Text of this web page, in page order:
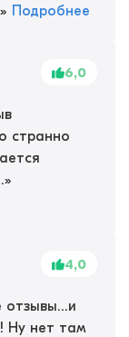
» Подробнее
6,0
странно
»
4,0
Ну нет там